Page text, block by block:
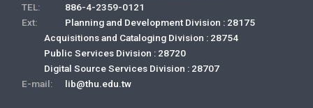
TEL:
886-4-2359-0121
Ext:
Planning and Development Division : 28175
Acquisitions and Cataloging Division : 28754
Public Services Division : 28720
Digital Source Services Division : 28707
E-mail:
lib@thu.edu.tw